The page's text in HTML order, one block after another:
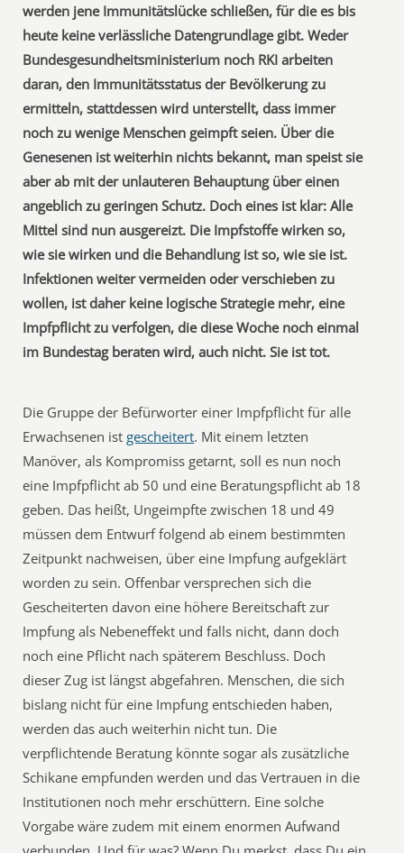
werden jene Immunitätslücke schließen, für die es bis
heute keine verlässliche Datengrundlage gibt. Weder
Bundesgesundheitsministerium noch RKI arbeiten
daran, den Immunitätsstatus der Bevölkerung zu
ermitteln, stattdessen wird unterstellt, dass immer
noch zu wenige Menschen geimpft seien. Über die
Genesenen ist weiterhin nichts bekannt, man speist sie
aber ab mit der unlauteren Behauptung über einen
angeblich zu geringen Schutz. Doch eines ist klar: Alle
Mittel sind nun ausgereizt. Die Impfstoffe wirken so,
wie sie wirken und die Behandlung ist so, wie sie ist.
Infektionen weiter vermeiden oder verschieben zu
wollen, ist daher keine logische Strategie mehr, eine
Impfpflicht zu verfolgen, die diese Woche noch einmal
im Bundestag beraten wird, auch nicht. Sie ist tot.
Die Gruppe der Befürworter einer Impfpflicht für alle
Erwachsenen istgescheitert. Mit einem letzten
Manöver, als Kompromiss getarnt, soll es nun noch
eine Impfpflicht ab 50 und eine Beratungspflicht ab 18
geben. Das heißt, Ungeimpfte zwischen 18 und 49
müssen dem Entwurf folgend ab einem bestimmten
Zeitpunkt nachweisen, über eine Impfung aufgeklärt
worden zu sein. Offenbar versprechen sich die
Gescheiterten davon eine höhere Bereitschaft zur
Impfung als Nebeneffekt und falls nicht, dann doch
noch eine Pflicht nach späterem Beschluss. Doch
dieser Zug ist längst abgefahren. Menschen, die sich
bislang nicht für eine Impfung entschieden haben,
werden das auch weiterhin nicht tun. Die
verpflichtende Beratung könnte sogar als zusätzliche
Schikane empfunden werden und das Vertrauen in die
Institutionen noch mehr erschüttern. Eine solche
Vorgabe wäre zudem mit einem enormen Aufwand